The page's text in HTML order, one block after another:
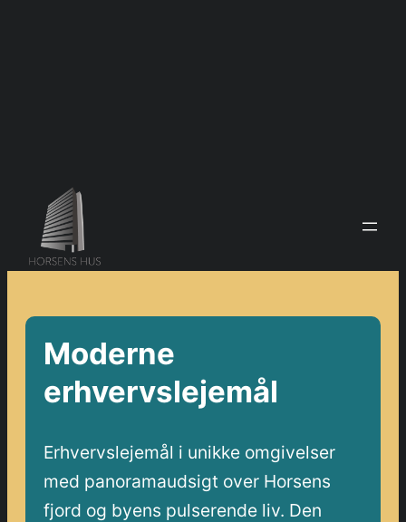
Moderne
erhvervslejemål
Erhvervslejemål i unikke omgivelser
med panoramaudsigt over Horsens
fjord og byens pulserende liv. Den